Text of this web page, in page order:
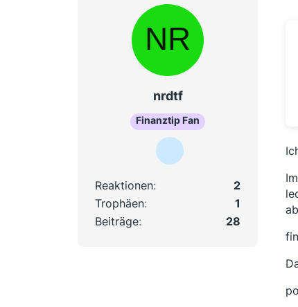
nrdtf
Finanztip Fan
Reaktionen
2
Trophäen
1
Beiträge
28